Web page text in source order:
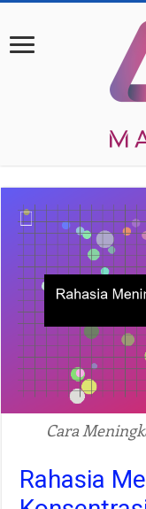
Cara
Rahasia